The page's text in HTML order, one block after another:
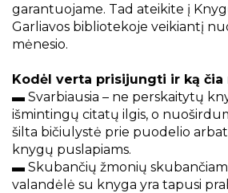
garantuojame. Tad ateikite į
Garliavos bibliotekoje veikiantį
mėnesio.
Kodėl verta prisijungti ir ką čia
▬ Svarbiausia – ne perskaitytų
išmintingų citatų ilgis, o
šilta bičiulystė prie puodelio
knygų puslapiams.
▬ Skubančių žmonių
valandėlė su knyga yra tapusi